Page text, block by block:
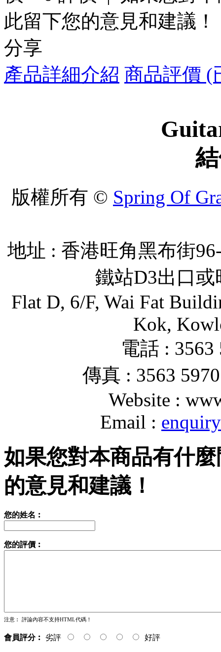
此留下您的意見和建議！
分享
產品詳細介紹 商品評價 (
版權所有 © Spring Of
地址 : 香港旺角黑布街
鐵站D3出口
Flat D, 6/F, Wai Fat
Kok,
電話 :
傳真 : 3563
Website :
Email :
如果您對本商品有什
的意見和建議！
您的姓名︰
您的評價︰
注意︰ 評論內容不支持HTML代碼！
會員評分︰ 劣評 好評